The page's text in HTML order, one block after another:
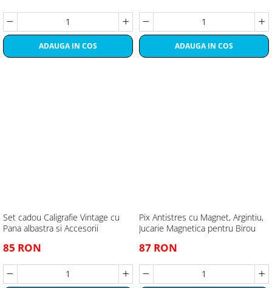
ADAUGA IN COS ADAUGA IN COS
Set cadou Caligrafie Vintage cu
Pana albastra si Accesorii
85 RON
Pix Antistres cu Magnet, Argintiu,
Jucarie Magnetica pentru Birou
87 RON